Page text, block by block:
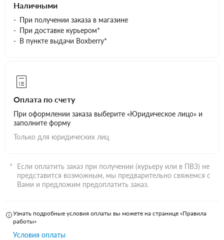
Наличными
При получении заказа в магазине
При доставке курьером*
В пункте выдачи Boxberry*
Оплата по счету
При оформлении заказа выберите «Юридическое лицо» и
заполните форму
Только для юридических лиц
Если оплатить заказ при получении (курьеру или в ПВЗ) не
представится возможным, мы предварительно свяжемся с
Вами и предложим предоплатить заказ.
Узнать подробные условия оплаты вы можете на странице «Правила
работы»
Условия оплаты